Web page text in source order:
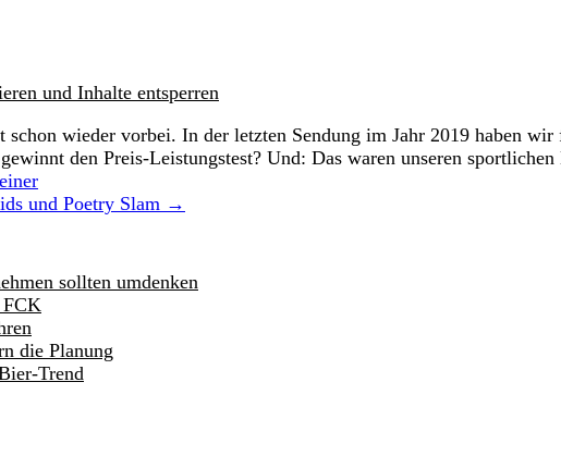
und Inhalte entsperren
schon wieder vorbei. In der letzten Sendung im Jahr 2019 haben
den Preis-Leistungstest? Und: Das waren unseren
und Poetry Slam →
sollten umdenken
FCK
die Planung
Trend